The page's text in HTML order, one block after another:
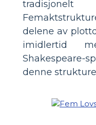
delene av
imidlertid
Shakespeare-
denne